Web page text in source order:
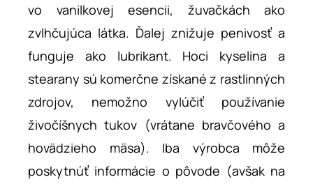
vo vanilkovej esencii, žuvačkách ako
zvlhčujúca látka. Ďalej znižuje penivosť a
funguje ako lubrikant. Hoci kyselina a
stearany sú komerčne získané z rastlinných
zdrojov, nemožno vylúčiť používanie
živočíšnych tukov (vrátane bravčového a
hovädzieho mäsa). Iba výrobca môže
poskytnúť informácie o pôvode (avšak na